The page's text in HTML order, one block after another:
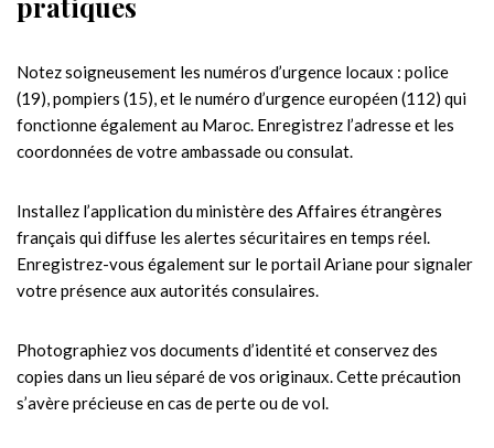
Notez soigneusement les numéros d’urgence locaux : police
(19), pompiers (15), et le numéro d’urgence européen (112) qui
fonctionne également au Maroc. Enregistrez l’adresse et les
coordonnées de votre ambassade ou consulat.
Installez l’application du ministère des Affaires étrangères
français qui diffuse les alertes sécuritaires en temps réel.
Enregistrez-vous également sur le portail Ariane pour signaler
votre présence aux autorités consulaires.
Photographiez vos documents d’identité et conservez des
copies dans un lieu séparé de vos originaux. Cette précaution
s’avère précieuse en cas de perte ou de vol.